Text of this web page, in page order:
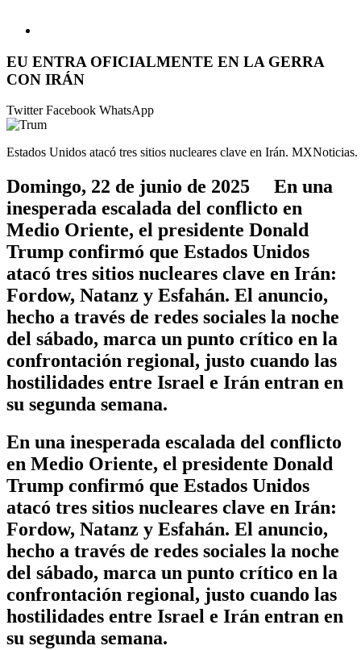
EU ENTRA OFICIALMENTE EN LA GERRA
CON IRÁN
TwitterFacebook WhatsApp
Estados Unidos atacó tres sitios nucleares clave en Irán. MXNoticias.
Domingo, 22 de junio de 2025 En una
inesperada escalada del conflicto en
Medio Oriente, el presidente Donald
Trump confirmó que Estados Unidos
atacó tres sitios nucleares clave en Irán:
Fordow, Natanz y Esfahán. El anuncio,
hecho a través de redes sociales la noche
del sábado, marca un punto crítico en la
confrontación regional, justo cuando las
hostilidades entre Israel e Irán entran en
su segunda semana.
En una inesperada escalada del conflicto
en Medio Oriente, el presidente Donald
Trump confirmó que Estados Unidos
atacó tres sitios nucleares clave en Irán:
Fordow, Natanz y Esfahán. El anuncio,
hecho a través de redes sociales la noche
del sábado, marca un punto crítico en la
confrontación regional, justo cuando las
hostilidades entre Israel e Irán entran en
su segunda semana.